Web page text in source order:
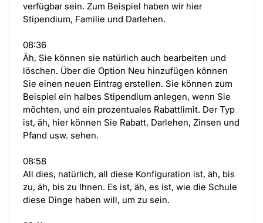
verfügbar sein. Zum Beispiel haben wir hier
Stipendium, Familie und Darlehen.
08:36
Äh, Sie können sie natürlich auch bearbeiten und
löschen. Über die Option Neu hinzufügen können
Sie einen neuen Eintrag erstellen. Sie können zum
Beispiel ein halbes Stipendium anlegen, wenn Sie
möchten, und ein prozentuales Rabattlimit. Der Typ
ist, äh, hier können Sie Rabatt, Darlehen, Zinsen und
Pfand usw. sehen.
08:58
All dies, natürlich, all diese Konfiguration ist, äh, bis
zu, äh, bis zu Ihnen. Es ist, äh, es ist, wie die Schule
diese Dinge haben will, um zu sein.